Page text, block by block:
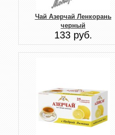
Чай Азерчай Ленкорань
черный
133 руб.